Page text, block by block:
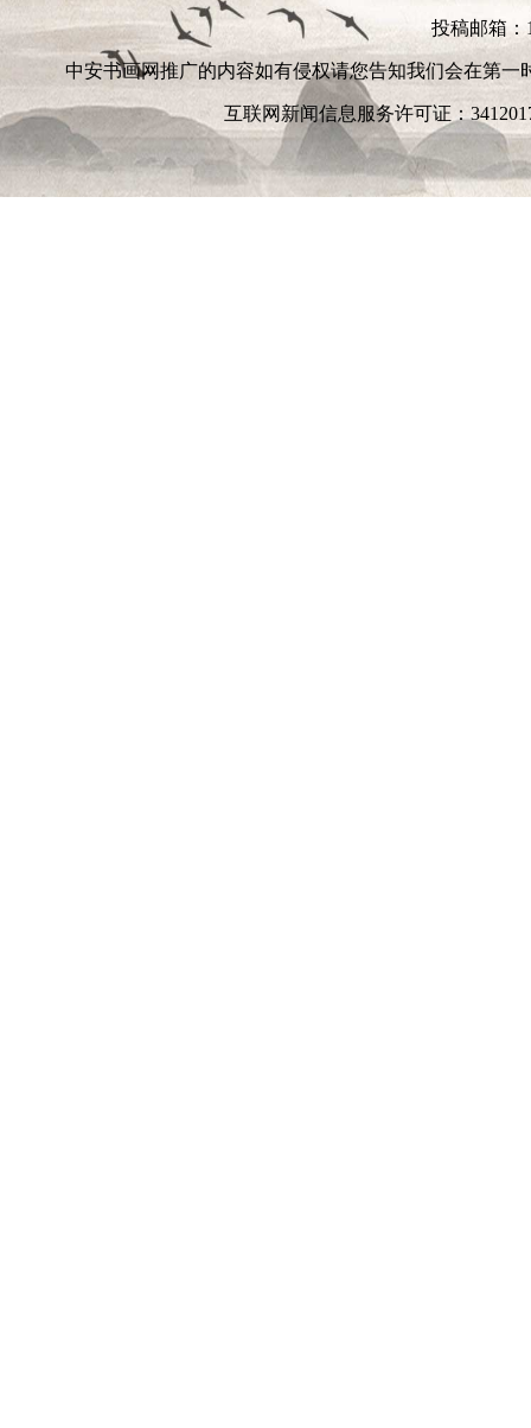
投稿邮箱：
中安书画网推广的内容如有侵权请您告知我们会在第
互联网新闻信息服务许可证：